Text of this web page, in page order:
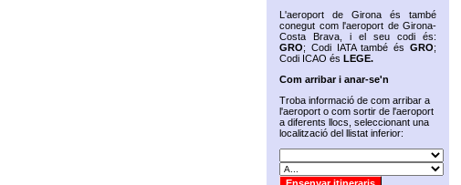
L'aeroport de Girona és també
conegut com l'aeroport de Girona-
Costa Brava, i el seu codi és:
GRO; Codi IATA també és GRO;
Codi ICAO és LEGE.
Com arribar i anar-se'n
Troba informació de com arribar a
l'aeroport o com sortir de l'aeroport
a diferents llocs, seleccionant una
localització del llistat inferior: